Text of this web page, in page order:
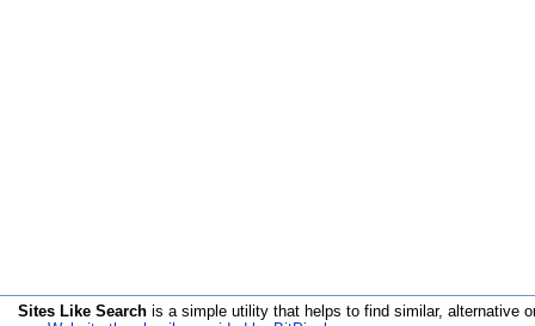
Sites Like Search is a simple utility that helps to find similar, alternative